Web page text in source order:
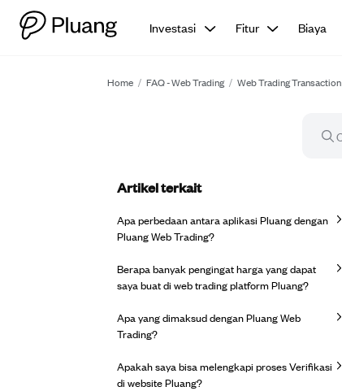
Investasi Fitur Biaya
Home / FAQ - Web Trading / Web Trading Transaction
Artikel terkait
Apa perbedaan antara aplikasi Pluang dengan
Pluang Web Trading?
Berapa banyak pengingat harga yang dapat
saya buat di web trading platform Pluang?
Apa yang dimaksud dengan Pluang Web
Trading?
Apakah saya bisa melengkapi proses Verifikasi
di website Pluang?